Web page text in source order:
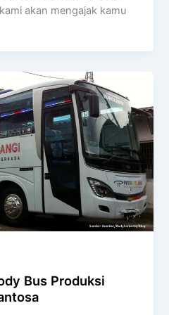
akan mengajak kamu
Bus Produksi